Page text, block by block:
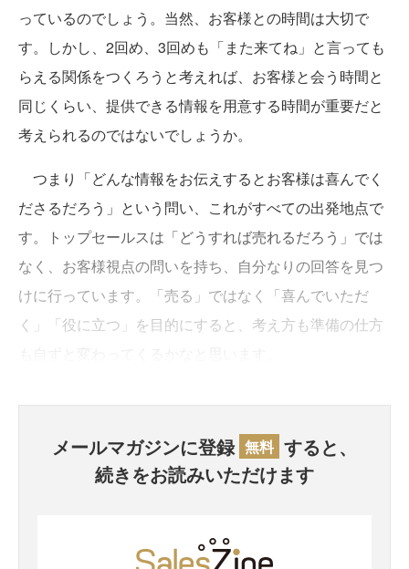
っているのでしょう。当然、お客様との時間は大切で
す。しかし、2回め、3回めも「また来てね」と言っても
らえる関係をつくろうと考えれば、お客様と会う時間と
同じくらい、提供できる情報を用意する時間が重要だと
考えられるのではないでしょうか。
つまり「どんな情報をお伝えするとお客様は喜んでく
ださるだろう」という問い、これがすべての出発地点で
す。トップセールスは「どうすれば売れるだろう」では
なく、お客様視点の問いを持ち、自分なりの回答を見つ
けに行っています。「売る」ではなく「喜んでいただ
く」「役に立つ」を目的にすると、考え方も準備の仕方
メールマガジンに登録 無料 すると、
続きをお読みいただけます